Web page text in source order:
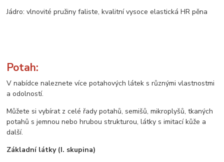
Jádro: vlnovité pružiny faliste, kvalitní vysoce elastická HR pěna
Potah:
V nabídce naleznete více potahových látek s různými vlastnostmi
a odolností.
Můžete si vybírat z celé řady potahů, semišů, mikroplyšů, tkaných
potahů s jemnou nebo hrubou strukturou, látky s imitací kůže a
další.
Základní látky (I. skupina)